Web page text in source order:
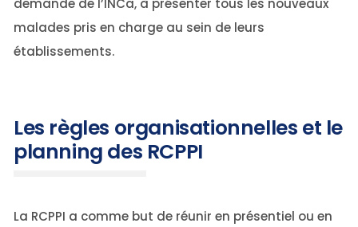
demande de l’INCa, à présenter tous les nouveaux
malades pris en charge au sein de leurs
établissements.
Les règles organisationnelles et le
planning des RCPPI
La RCPPI a comme but de réunir en présentiel ou en